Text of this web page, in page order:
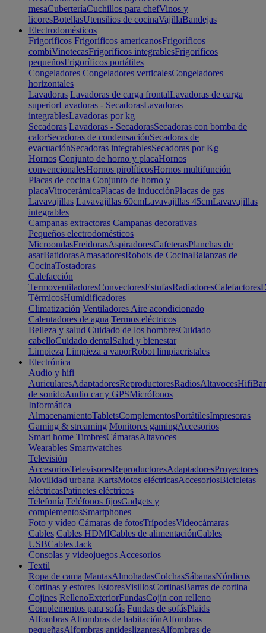
mesaCuberteríaCuchillos para chefVinos y
licoresBotellasUtensilios de cocinaVajillaBandejas
Electrodomésticos
Frigoríficos Frigoríficos americanosFrigoríficos
combiVinotecasFrigoríficos integrablesFrigoríficos
pequeñosFrigoríficos portátiles
Congeladores Congeladores verticalesCongeladores
horizontales
Lavadoras Lavadoras de carga frontalLavadoras de carga
superiorLavadoras - SecadorasLavadoras
integrablesLavadoras por kg
Secadoras Lavadoras - SecadorasSecadoras con bomba de
calorSecadoras de condensaciónSecadoras de
evacuaciónSecadoras integrablesSecadoras por Kg
Hornos Conjunto de horno y placaHornos
convencionalesHornos pirolíticosHornos multifunción
Placas de cocina Conjunto de horno y
placaVitrocerámicaPlacas de inducciónPlacas de gas
Lavavajillas Lavavajillas 60cmLavavajillas 45cmLavavajillas
integrables
Campanas extractoras Campanas decorativas
Pequeños electrodomésticos
MicroondasFreidorasAspiradoresCafeterasPlanchas de
asarBatidorasAmasadoresRobots de CocinaBalanzas de
CocinaTostadoras
Calefacción
TermoventiladoresConvectoresEstufasRadiadoresCalefactores
TérmicosHumidificadores
Climatización Ventiladores Aire acondicionado
Calentadores de agua Termos eléctricos
Belleza y salud Cuidado de los hombresCuidado
cabelloCuidado dentalSalud y bienestar
Limpieza Limpieza a vaporRobot limpiacristales
Electrónica
Audio y hifi
AuricularesAdaptadoresReproductoresRadiosAltavocesHifi
de sonidoAudio car y GPSMicrófonos
Informática
AlmacenamientoTabletsComplementosPortátilesImpresoras
Gaming & streaming Monitores gamingAccesorios
Smart home TimbresCámarasAltavoces
Wearables Smartwatches
Televisión
AccesoriosTelevisoresReproductoresAdaptadoresProyectores
Movilidad urbana KartsMotos eléctricasAccesoriosBicicletas
eléctricasPatinetes eléctricos
Telefonía Teléfonos fijosGadgets y
complementosSmartphones
Foto y vídeo Cámaras de fotosTrípodesVideocámaras
Cables Cables HDMICables de alimentaciónCables
USBCables Jack
Consolas y videojuegos Accesorios
Textil
Ropa de cama MantasAlmohadasColchasSábanasNórdicos
Cortinas y estores EstoresVisillosCortinasBarras de cortina
Cojines RellenoExteriorFundasCojín con relleno
Complementos para sofás Fundas de sofásPlaids
Alfombras Alfombras de habitaciónAlfombras
pequeñasAlfombras antideslizantesAlfombras de